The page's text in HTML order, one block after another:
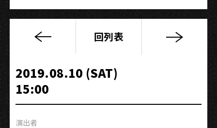
【音
職
人
大
解
回列表
2019.08.10 (SAT)
15:00
演出者